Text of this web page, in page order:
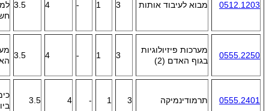
0512.1203 מבוא לעיבוד אותות 3
1
-
4
3.5
0555.2250
מערכות פיזיולוגיות
בגוף האדם (2)
3
1
-
4
3.5
0555.2401 תרמודינמיקה 3
1
-
4
3.5